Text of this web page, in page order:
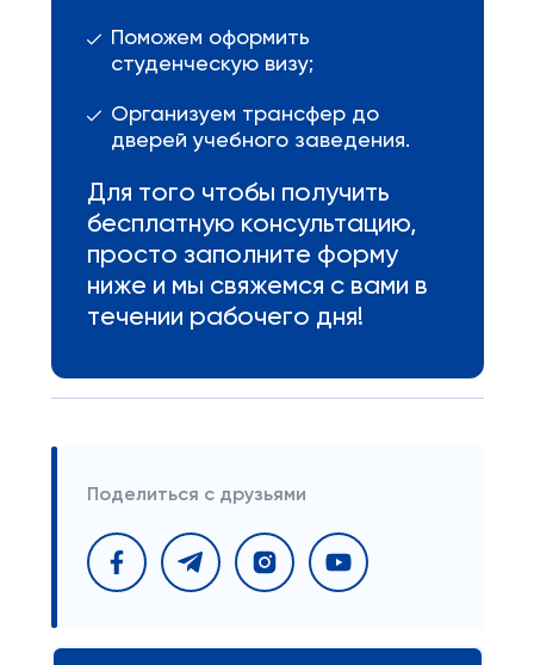
Поможем оформить
студенческую визу;
Организуем трансфер до
дверей учебного заведения.
Для того чтобы получить
бесплатную консультацию,
просто заполните форму
ниже и мы свяжемся с вами в
течении рабочего дня!
Поделиться с друзьями